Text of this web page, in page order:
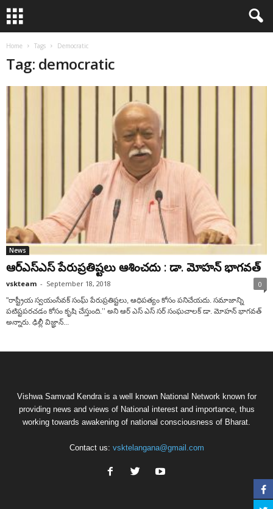
Home Tags Democratic
Tag: democratic
News
ఆర్ఎస్ఎస్ పేరుప్రతిష్టలు ఆశించదు : డా. మోహన్ భాగవత్
vskteam - September 18, 2018 0
"రాష్ట్రీయ స్వయంసేవక్ సంఘ్ పేరుప్రతిష్టలు, ఆధిపత్యం కోసం పనిచేయదు. సమాజాన్ని
పటిష్టపరచడం కోసం కృషి చేస్తుంది.’’ అని ఆర్ ఎస్ ఎస్ సర్ సంఘచాలక్ డా. మోహన్ భాగవత్
అన్నారు. ఢిల్లీ విజ్ఞాన్...
Vishwa Samvad Kendra is a well known National Network known for
providing news and views of National interest and importance, thus
working towards awakening of national consciousness of Bharat.
Contact us: vsktelangana@gmail.com